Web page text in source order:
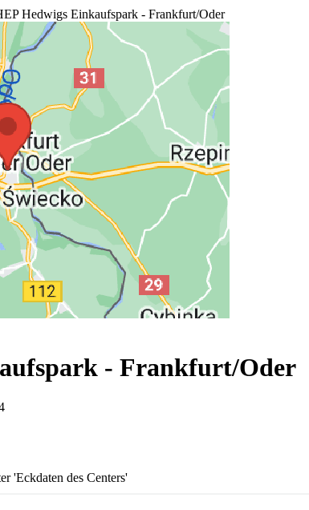
Hedwigs Einkaufspark - Frankfurt/Oder
- Frankfurt/Oder
'Eckdaten des Centers'